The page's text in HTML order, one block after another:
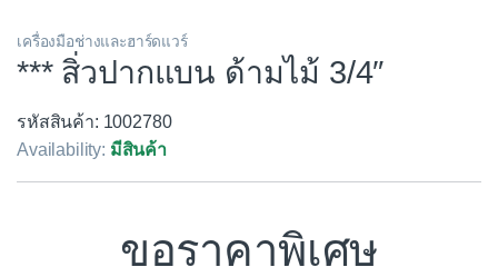
เครื่องมือช่างและฮาร์ดแวร์
*** สิ่วปากแบน ด้ามไม้ 3/4″
รหัสสินค้า: 1002780
Availability: มีสินค้า
ขอราคาพิเศษ